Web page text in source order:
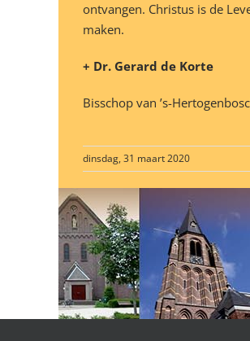
ontvangen. Christus is de
maken.
+ Dr. Gerard de Korte
Bisschop van ’s-
dinsdag, 31 maart 2020